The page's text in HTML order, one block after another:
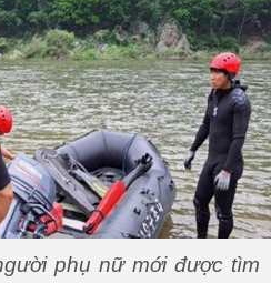
phụ nữ mới được tìm